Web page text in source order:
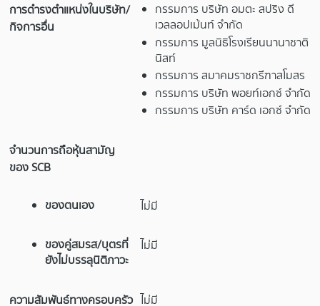
การดำรงตำแหน่งในบริษัท/
กิจการอื่น
กรรมการ บริษัท อมตะ สปริง ดี
เวลลอปเม้นท์ จำกัด
กรรมการ มูลนิธิโรงเรียนนานาชาติ
นิสท์
กรรมการ สมาคมราชกรีฑาสโมสร
กรรมการ บริษัท พอยท์เอกซ์ จำกัด
กรรมการ บริษัท คาร์ด เอกซ์ จำกัด
จำนวนการถือหุ้นสามัญ
ของ SCB
ของตนเอง ไม่มี
ของคู่สมรส/บุตรที่
ยังไม่บรรลุนิติภาวะ
ไม่มี
ความสัมพันธ์ทางครอบครัว ไม่มี